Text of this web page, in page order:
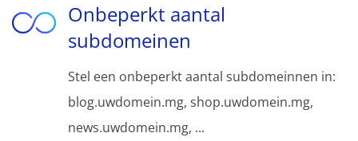
Onbeperkt aantal
subdomeinen
Stel een onbeperkt aantal subdomeinnen in:
blog.uwdomein.mg, shop.uwdomein.mg,
news.uwdomein.mg, ...